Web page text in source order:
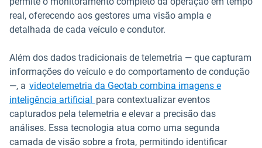
real, oferecendo aos gestores uma visão ampla e
detalhada de cada veículo e condutor.
Além dos dados tradicionais de telemetria — que capturam
informações do veículo e do comportamento de condução
—, a videotelemetria da Geotab combina imagens e
inteligência artificial para contextualizar eventos
capturados pela telemetria e elevar a precisão das
análises. Essa tecnologia atua como uma segunda
camada de visão sobre a frota, permitindo identificar